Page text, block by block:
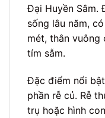
Đại Huyền Sâm.
sống lâu năm,
mét, thân vuông
tím sẫm.
Đặc điểm nổi
phần rễ củ. Rễ
trụ hoặc hình